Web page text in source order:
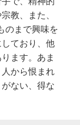
教、また、
のまで興味を
ており、他
ます。あま
から恨まれ
ない、得な